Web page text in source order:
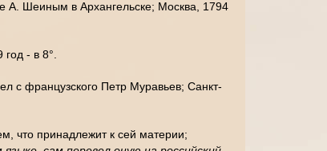
А. Шеиным в Архангельске; Москва, 1794
- в 8°.
с французского Петр Муравьев; Санкт-
что принадлежит к сей материи;